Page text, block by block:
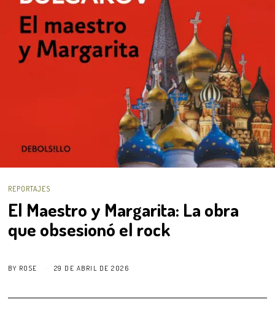
REPORTAJES
El Maestro y Margarita: La obra
que obsesionó el rock
BY ROSE 29 DE ABRIL DE 2026